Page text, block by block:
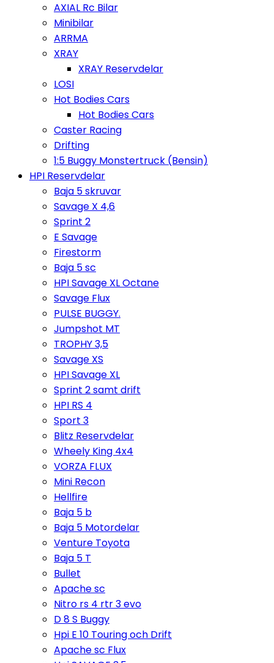
AXIAL Rc Bilar
Minibilar
ARRMA
XRAY
XRAY Reservdelar
LOSI
Hot Bodies Cars
Hot Bodies Cars
Caster Racing
Drifting
1:5 Buggy Monstertruck (Bensin)
HPI Reservdelar
Baja 5 skruvar
Savage X 4,6
Sprint 2
E Savage
Firestorm
Baja 5 sc
HPI Savage XL Octane
Savage Flux
PULSE BUGGY.
Jumpshot MT
TROPHY 3,5
Savage XS
HPI Savage XL
Sprint 2 samt drift
HPI RS 4
Sport 3
Blitz Reservdelar
Wheely King 4x4
VORZA FLUX
Mini Recon
Hellfire
Baja 5 b
Baja 5 Motordelar
Venture Toyota
Baja 5 T
Bullet
Apache sc
Nitro rs 4 rtr 3 evo
D 8 S Buggy
Hpi E 10 Touring och Drift
Apache sc Flux